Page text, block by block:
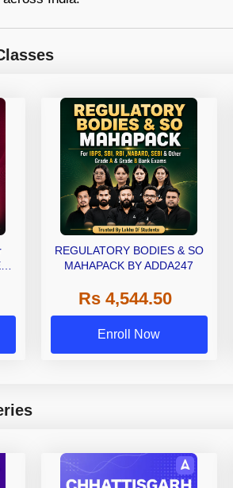
REGULATORY BODIES & SO
MAHAPACK BY ADDA247
Rs 4,544.50
Enroll Now